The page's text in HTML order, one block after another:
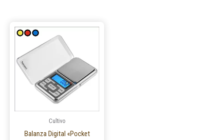
Cultivo
Balanza Digital «Pocket